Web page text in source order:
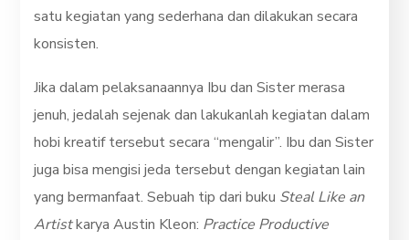
satu kegiatan yang sederhana dan dilakukan secara
konsisten.
Jika dalam pelaksanaannya Ibu dan Sister merasa
jenuh, jedalah sejenak dan lakukanlah kegiatan dalam
hobi kreatif tersebut secara “mengalir”. Ibu dan Sister
juga bisa mengisi jeda tersebut dengan kegiatan lain
yang bermanfaat. Sebuah tip dari buku Steal Like an
Artistkarya Austin Kleon: Practice Productive